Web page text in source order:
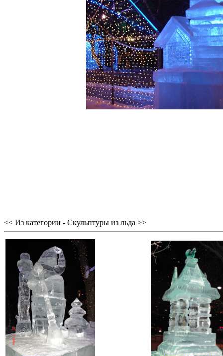
<< Из категории - Скульптуры из льда >>